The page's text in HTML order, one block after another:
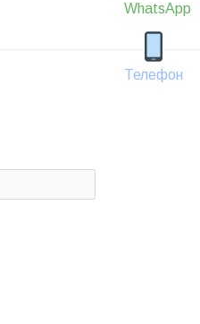
WhatsApp
Телефон